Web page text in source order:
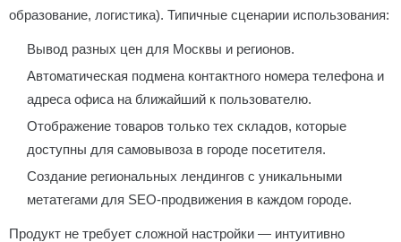
образование, логистика). Типичные сценарии использования:
Вывод разных цен для Москвы и регионов.
Автоматическая подмена контактного номера телефона и
адреса офиса на ближайший к пользователю.
Отображение товаров только тех складов, которые
доступны для самовывоза в городе посетителя.
Создание региональных лендингов с уникальными
метатегами для SEO-продвижения в каждом городе.
Продукт не требует сложной настройки — интуитивно